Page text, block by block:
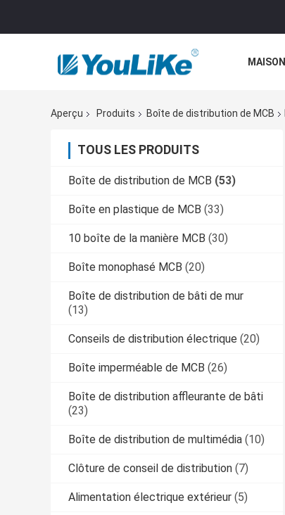
MAISON
Aperçu Produits Boîte de distribution de MCB
TOUS LES PRODUITS
Boîte de distribution de MCB (53)
Boîte en plastique de MCB (33)
10 boîte de la manière MCB (30)
Boîte monophasé MCB (20)
Boîte de distribution de bâti de mur
(13)
Conseils de distribution électrique (20)
Boîte imperméable de MCB (26)
Boîte de distribution affleurante de bâti
(23)
Boîte de distribution de multimédia (10)
Clôture de conseil de distribution (7)
Alimentation électrique extérieur (5)